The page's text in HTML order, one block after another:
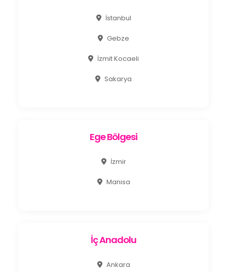
İstanbul
Gebze
İzmit Kocaeli
Sakarya
Ege Bölgesi
İzmir
Manisa
İç Anadolu
Ankara